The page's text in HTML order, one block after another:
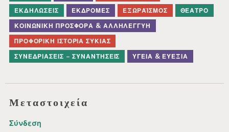
ΕΚΔΗΛΏΣΕΙΣ
ΕΚΔΡΟΜΈΣ ΕΞΩΡΑΪΣΜΌΣ
ΘΈΑΤΡΟ
ΚΟΙΝΩΝΙΚΉ ΠΡΟΣΦΟΡΆ & ΑΛΛΗΛΕΓΓΎΗ
ΠΡΟΦΟΡΙΚΉ ΙΣΤΟΡΊΑ ΣΥΚΙΆΣ
ΣΥΝΕΔΡΙΆΣΕΙΣ – ΣΥΝΑΝΤΉΣΕΙΣ
ΥΓΕΊΑ & ΕΥΕΞΊΑ
Μεταστοιχεία
Σύνδεση